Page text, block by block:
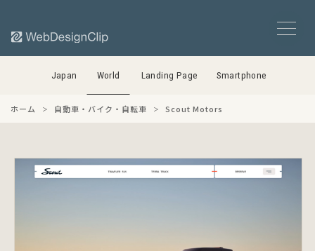
Japan World Landing Page Smartphone
ホーム 自動車・バイク・自転車 Scout Motors